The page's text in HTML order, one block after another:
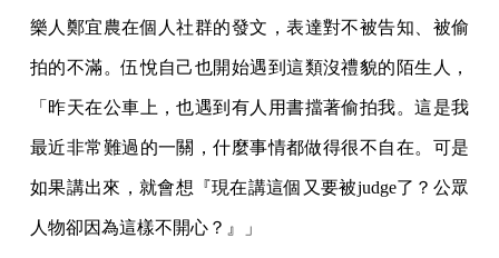
樂人鄭宜農在個人社群的發文，表達對不被告知、被偷
拍的不滿。伍悅自己也開始遇到這類沒禮貌的陌生人，
「昨天在公車上，也遇到有人用書擋著偷拍我。這是我
最近非常難過的一關，什麼事情都做得很不自在。可是
如果講出來，就會想『現在講這個又要被judge了？公眾
人物卻因為這樣不開心？』」